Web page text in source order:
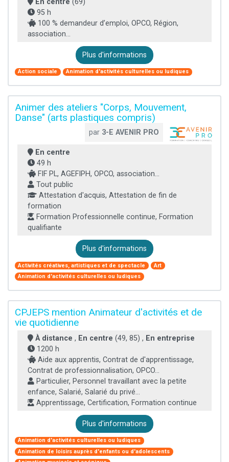
95 h
100 % demandeur d’emploi, OPCO, Région,
association...
Plus d'informations
Action sociale Animation d'activités culturelles ou ludiques
Animer des ateliers "Corps, Mouvement,
Danse" (arts plastiques compris)
par 3-E AVENIR PRO
En centre
49 h
FIF PL, AGEFIPH, OPCO, association...
Tout public
Attestation d'acquis, Attestation de fin de
formation
Formation Professionnelle continue, Formation
qualifiante
Plus d'informations
Activités créatives, artistiques et de spectacle
Art
Animation d'activités culturelles ou ludiques
CPJEPS mention Animateur d'activités et de
vie quotidienne
À distance , En centre (49, 85) , En entreprise
1200 h
Aide aux apprentis, Contrat de d'apprentissage,
Contrat de professionnalisation, OPCO...
Particulier, Personnel travaillant avec la petite
enfance, Salarié, Salarié du privé...
Apprentissage, Certification, Formation continue
Plus d'informations
Animation d'activités culturelles ou ludiques
Animation de loisirs auprès d'enfants ou d'adolescents